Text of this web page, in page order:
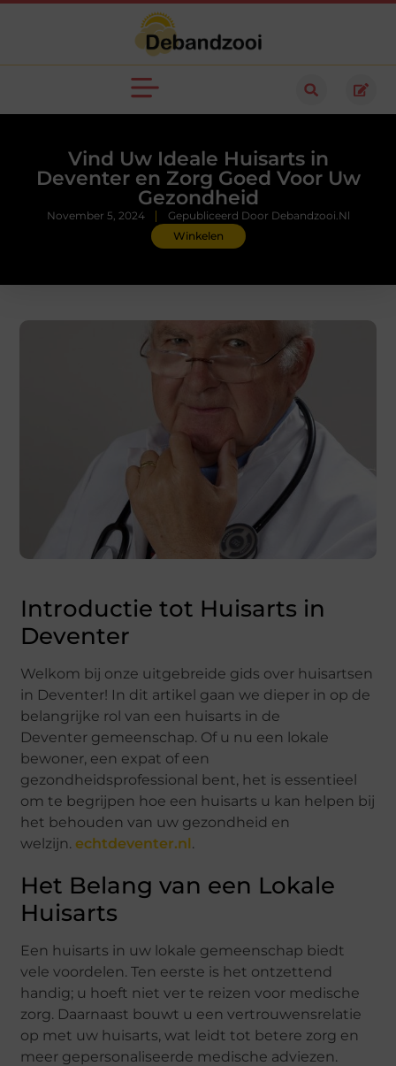
Vind Uw Ideale Huisarts in
Deventer en Zorg Goed Voor Uw
Gezondheid
Winkelen
November 5, 2024 Gepubliceerd Door Debandzooi.nl
Introductie tot Huisarts in
Deventer
Welkom bij onze uitgebreide gids over huisartsen
in Deventer! In dit artikel gaan we dieper in op de
belangrijke rol van een huisarts in de
Deventer gemeenschap. Of u nu een lokale
bewoner, een expat of een
gezondheidsprofessional bent, het is essentieel
om te begrijpen hoe een huisarts u kan helpen bij
het behouden van uw gezondheid en
welzijn.echtdeventer.nl.
Het Belang van een Lokale
Huisarts
Een huisarts in uw lokale gemeenschap biedt
vele voordelen. Ten eerste is het ontzettend
handig; u hoeft niet ver te reizen voor medische
zorg. Daarnaast bouwt u een vertrouwensrelatie
op met uw huisarts, wat leidt tot betere zorg en
meer gepersonaliseerde medische adviezen.